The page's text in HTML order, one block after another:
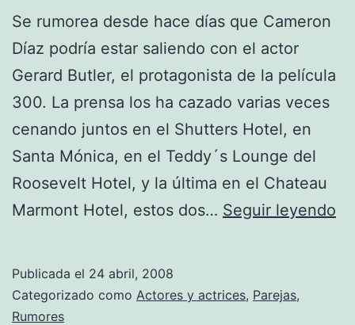
Se rumorea desde hace días que Cameron
Díaz podría estar saliendo con el actor
Gerard Butler, el protagonista de la película
300. La prensa los ha cazado varias veces
cenando juntos en el Shutters Hotel, en
Santa Mónica, en el Teddy´s Lounge del
Roosevelt Hotel, y la última en el Chateau
Marmont Hotel, estos dos… Seguir leyendo
Publicada el 24 abril, 2008
Categorizado como Actores y actrices, Parejas,
Rumores